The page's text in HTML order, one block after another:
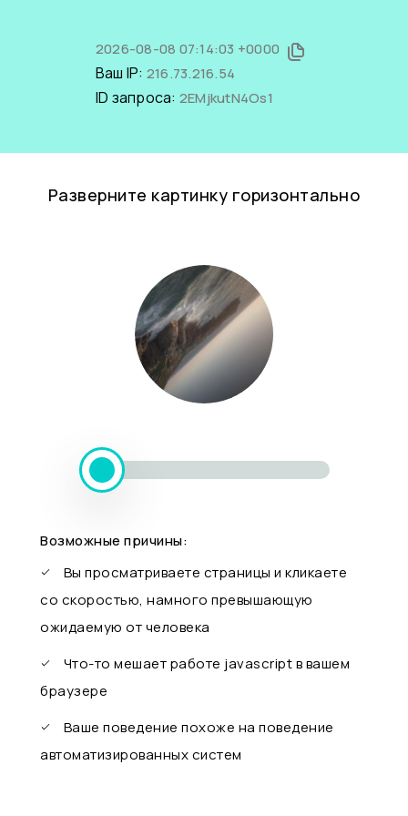
2026-08-08 07:14:03 +0000
Ваш IP: 216.73.216.54
ID запроса: 2EMjkutN4Os1
Разверните картинку горизонтально
Возможные причины:
Вы просматриваете страницы и кликаете
со скоростью, намного превышающую
ожидаемую от человека
Что-то мешает работе javascript в вашем
браузере
Ваше поведение похоже на поведение
автоматизированных систем